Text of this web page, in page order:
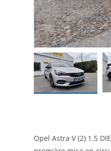
Opel Astra V (2) 1.5